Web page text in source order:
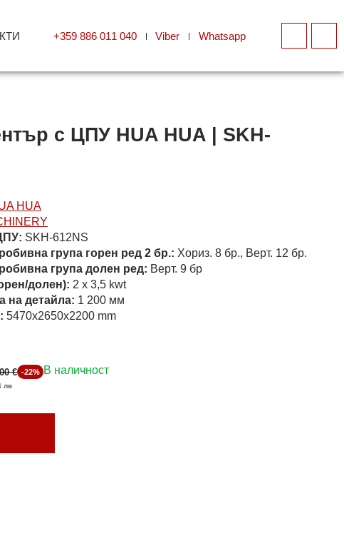
+359 886 011 040 Viber Whatsapp
с ЦПУ HUA HUA | SKH-
SKH-612NS
група горен ред 2 бр.: Хориз. 8 бр., Верт. 12 бр.
група долен ред: Верт. 9 бр
долен): 2 x 3,5 kwt
на детайла: 1 200 мм
5470x2650x2200 mm
€ -22%
лв
В наличност